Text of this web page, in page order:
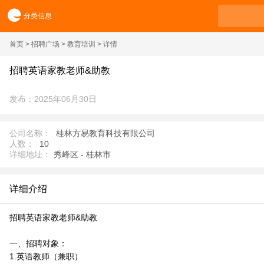
分类信息
首页 > 招聘广场 > 教育培训 > 详情
招聘英语家教老师&助教
发布：2025年06月30日
公司名称：
桂林方易教育科技有限公司
人数：
10
详细地址：
秀峰区 - 桂林市
详细介绍
招聘英语家教老师&助教
一、招聘对象：
1.英语教师（兼职）